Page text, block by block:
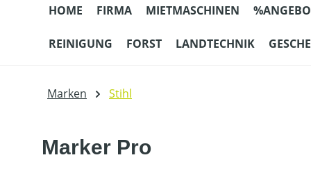
HOME FIRMA MIETMASCHINEN
REINIGUNG FORST LANDTECHNIK
Marken Stihl
Marker Pro